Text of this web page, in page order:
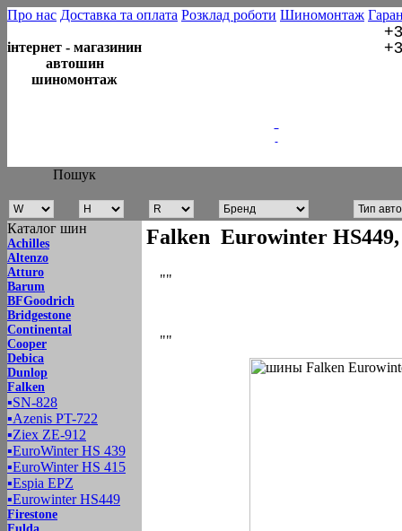
Про нас Доставка та оплата Розклад роботи Шиномонтаж
інтернет - магазинин
автошин
шиномонтаж
Пошук
Каталог шин
Achilles
Altenzo
Atturo
Barum
BFGoodrich
Bridgestone
Continental
Cooper
Debica
Dunlop
Falken
▪SN-828
▪Azenis PT-722
▪Ziex ZE-912
▪EuroWinter HS 439
▪EuroWinter HS 415
▪Espia EPZ
▪Eurowinter HS449
Firestone
Falken Eurowinter
""
""